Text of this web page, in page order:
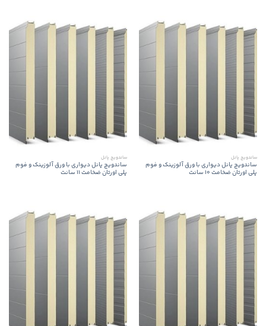
ساندویچ پانل
ساندویچ پانل دیواری با ورق آلوزینک و فوم
پلی اورتان ضخامت 10 سانت
ساندویچ پانل
ساندویچ پانل دیواری با ورق آلوزینک و فوم
پلی اورتان ضخامت 11 سانت